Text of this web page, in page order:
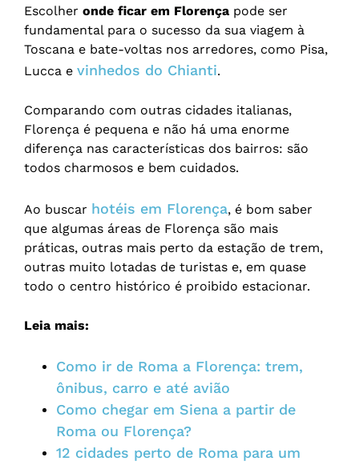
Escolher onde ficar em Florença pode ser
fundamental para o sucesso da sua viagem à
Toscana e bate-voltas nos arredores, como Pisa,
Lucca e vinhedos do Chianti.
Comparando com outras cidades italianas,
Florença é pequena e não há uma enorme
diferença nas características dos bairros: são
todos charmosos e bem cuidados.
Ao buscar hotéis em Florença, é bom saber
que algumas áreas de Florença são mais
práticas, outras mais perto da estação de trem,
outras muito lotadas de turistas e, em quase
todo o centro histórico é proibido estacionar.
Leia mais:
Como ir de Roma a Florença: trem,
ônibus, carro e até avião
Como chegar em Siena a partir de
Roma ou Florença?
12 cidades perto de Roma para um